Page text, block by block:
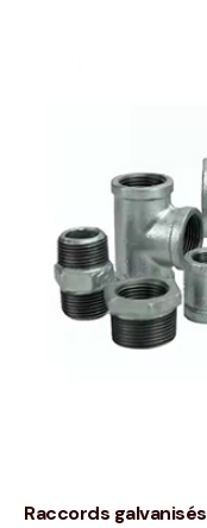
Raccords galvanisés